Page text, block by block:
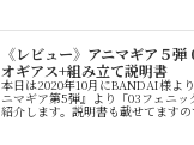
《レビュー》アニマギア５
オギアス+組み立て説明書
本日は2020年10月にBANDAI様よ
ニマギア第5弾』より「03フェニ
紹介します。説明書も載せてます